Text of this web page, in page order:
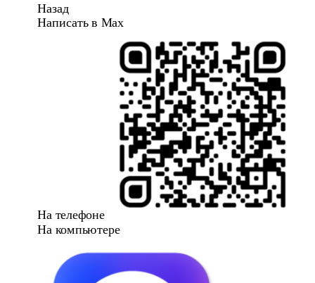
Назад
Написать в Max
На телефоне
На компьютере